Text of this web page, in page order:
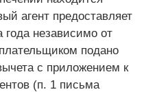
агент предоставляет
года независимо от
подано
с приложением к
(п. 1 письма